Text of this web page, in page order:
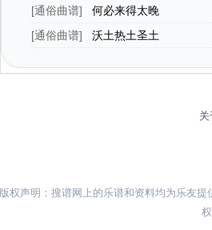
[通俗曲谱] 何必来得太晚
[通俗曲谱] 沃土热土圣土
版权声明：搜谱网上的乐谱和资料均为乐友